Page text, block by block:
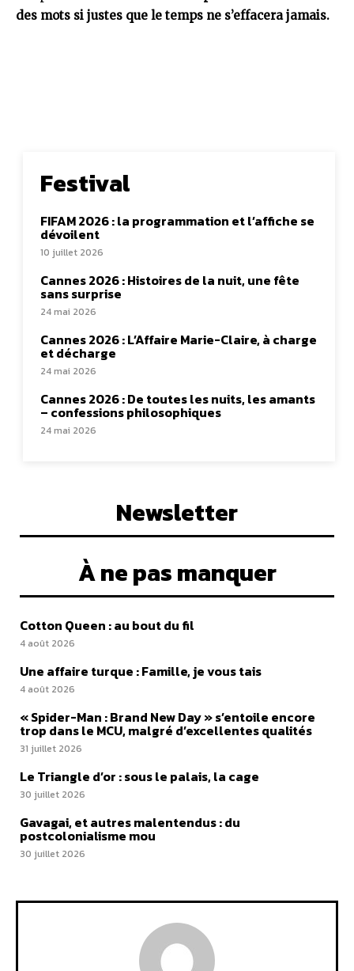
des mots si justes que le temps ne s’effacera jamais.
Festival
FIFAM 2026 : la programmation et l’affiche se
dévoilent
10 juillet 2026
Cannes 2026 : Histoires de la nuit, une fête
sans surprise
24 mai 2026
Cannes 2026 : L’Affaire Marie-Claire, à charge
et décharge
24 mai 2026
Cannes 2026 : De toutes les nuits, les amants
– confessions philosophiques
24 mai 2026
Newsletter
À ne pas manquer
Cotton Queen : au bout du fil
4 août 2026
Une affaire turque : Famille, je vous tais
4 août 2026
« Spider-Man : Brand New Day » s’entoile encore
trop dans le MCU, malgré d’excellentes qualités
31 juillet 2026
Le Triangle d’or : sous le palais, la cage
30 juillet 2026
Gavagai, et autres malentendus : du
postcolonialisme mou
30 juillet 2026